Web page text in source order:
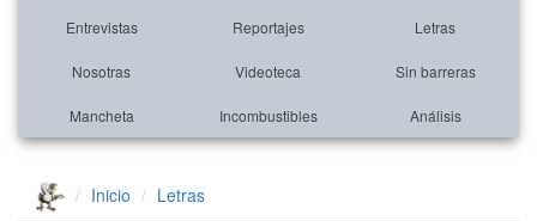
Entrevistas Reportajes Letras
Nosotras Videoteca Sin barreras
Mancheta Incombustibles Análisis
Inicio Letras